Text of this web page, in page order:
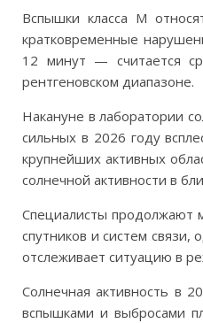
Вспышки класса M
кратковременные
12 минут — считается
рентгеновском диапазоне.
Накануне в лаборатории
сильных в 2026 году
крупнейших активных
солнечной активности в
Специалисты продолжают
спутников и систем
отслеживает ситуацию в
Солнечная активность в
вспышками и выбросами